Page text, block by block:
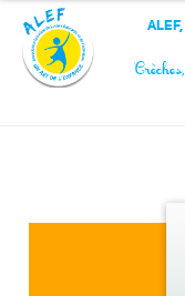
Panneau de gestion des